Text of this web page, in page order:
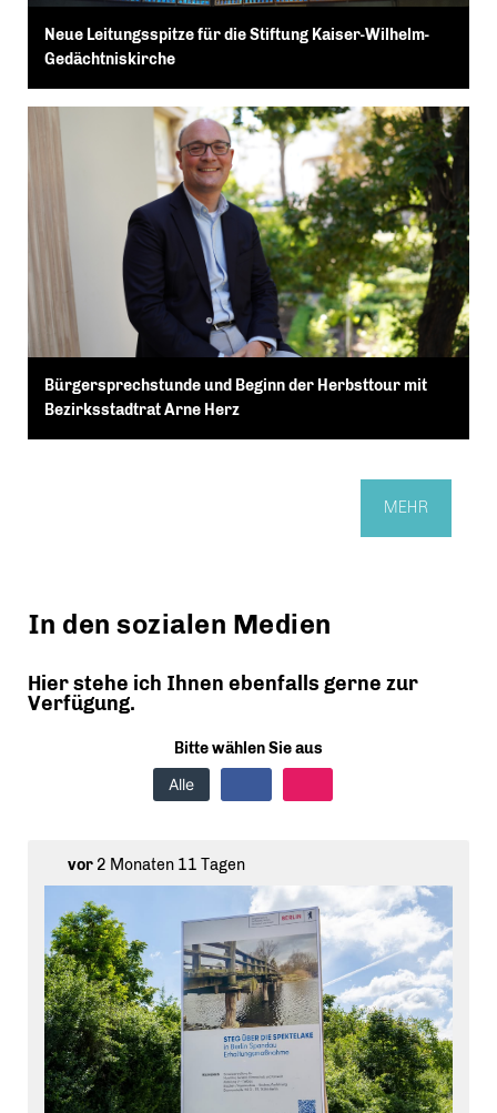
Neue Leitungsspitze für die Stiftung Kaiser-Wilhelm-
Gedächtniskirche
Bürgersprechstunde und Beginn der Herbsttour mit
Bezirksstadtrat Arne Herz
MEHR
In den sozialen Medien
Hier stehe ich Ihnen ebenfalls gerne zur
Verfügung.
Bitte wählen Sie aus
Alle
vor2 Monaten 11 Tagen